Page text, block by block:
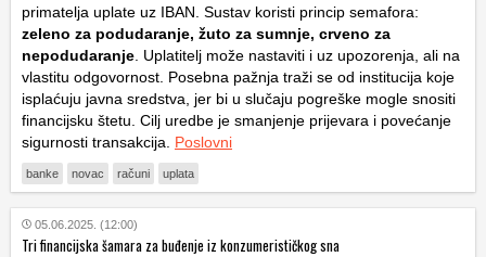
primatelja uplate uz IBAN. Sustav koristi princip semafora:
zeleno za podudaranje, žuto za sumnje, crveno za
nepodudaranje . Uplatitelj može nastaviti i uz upozorenja, ali na
vlastitu odgovornost. Posebna pažnja traži se od institucija koje
isplaćuju javna sredstva, jer bi u slučaju pogreške mogle snositi
financijsku štetu. Cilj uredbe je smanjenje prijevara i povećanje
sigurnosti transakcija. Poslovni
banke novac računi uplata
05.06.2025. (12:00)
Tri financijska šamara za buđenje iz konzumerističkog sna